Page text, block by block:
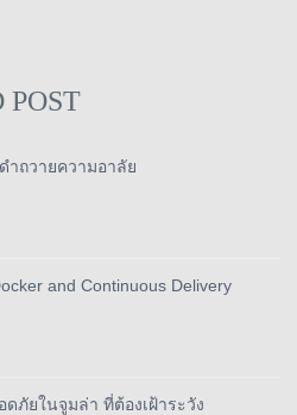
POST
ำถวายความอาลัย
and Continuous Delivery
ดภัยในจูมล่า ที่ต้องเฝ้าระวัง